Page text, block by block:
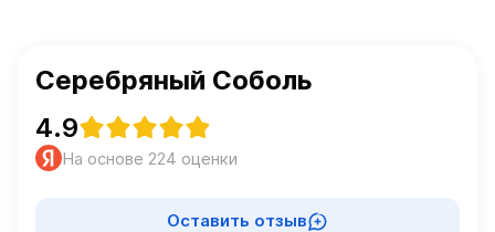
Серебряный Соболь
4.9
На основе 224 оценки
Оставить отзыв